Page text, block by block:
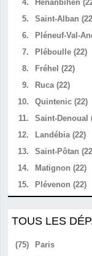
4.
Hénanbihen
5.
Saint-Alban
6.
Pléneuf-Val-
7.
Pléboulle (22)
8.
Fréhel (22)
9.
Ruca (22)
10.
Quintenic (22)
11.
Saint-Denoual
12.
Landébia (22)
13.
Saint-Pôtan
14.
Matignon (22)
15.
Plévenon (22)
TOUS LES
(75)
Paris